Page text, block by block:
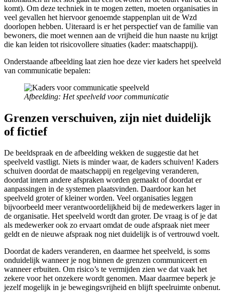
komt). Om deze techniek in te mogen zetten, moeten organisaties in
veel gevallen het hiervoor genoemde stappenplan uit de Wzd
doorlopen hebben. Uiteraard is er het perspectief van de familie van
bewoners, die moet wennen aan de vrijheid die hun naaste nu krijgt
die kan leiden tot risicovollere situaties (kader: maatschappij).
Onderstaande afbeelding laat zien hoe deze vier kaders het speelveld
van communicatie bepalen:
Afbeelding: Het speelveld voor communicatie
Grenzen verschuiven, zijn niet duidelijk
of fictief
De beeldspraak en de afbeelding wekken de suggestie dat het
speelveld vastligt. Niets is minder waar, de kaders schuiven! Kaders
schuiven doordat de maatschappij en regelgeving veranderen,
doordat intern andere afspraken worden gemaakt of doordat er
aanpassingen in de systemen plaatsvinden. Daardoor kan het
speelveld groter of kleiner worden. Veel organisaties leggen
bijvoorbeeld meer verantwoordelijkheid bij de medewerkers lager in
de organisatie. Het speelveld wordt dan groter. De vraag is of je dat
als medewerker ook zo ervaart omdat de oude afspraak niet meer
geldt en de nieuwe afspraak nog niet duidelijk is of vertrouwd voelt.
Doordat de kaders veranderen, en daarmee het speelveld, is soms
onduidelijk wanneer je nog binnen de grenzen communiceert en
wanneer erbuiten. Om risico’s te vermijden zien we dat vaak het
zekere voor het onzekere wordt genomen. Maar daarmee beperk je
jezelf mogelijk in je bewegingsvrijheid en blijft speelruimte onbenut.